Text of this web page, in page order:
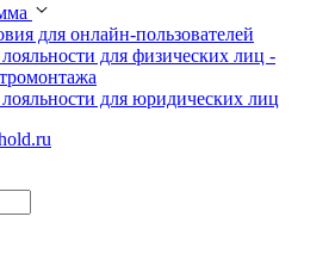
для онлайн-пользователей
для физических лиц -
для юридических лиц